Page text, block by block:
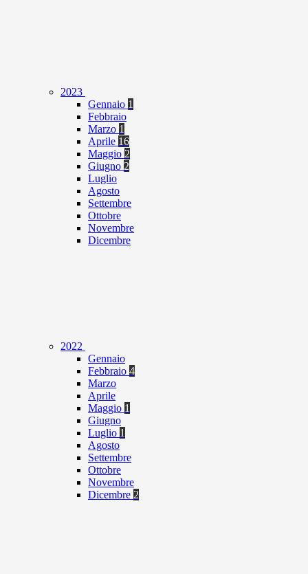
2023
Gennaio 1
Febbraio
Marzo 1
Aprile 16
Maggio 2
Giugno 2
Luglio
Agosto
Settembre
Ottobre
Novembre
Dicembre
2022
Gennaio
Febbraio 4
Marzo
Aprile
Maggio 1
Giugno
Luglio 1
Agosto
Settembre
Ottobre
Novembre
Dicembre 2